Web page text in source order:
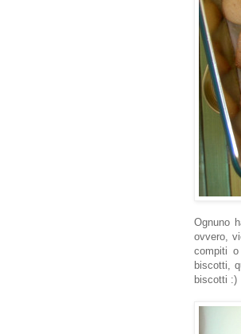
Ognuno
ovvero,
compiti
biscotti,
biscotti :)